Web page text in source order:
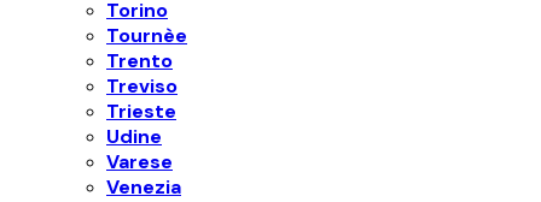
Torino
Tournèe
Trento
Treviso
Trieste
Udine
Varese
Venezia